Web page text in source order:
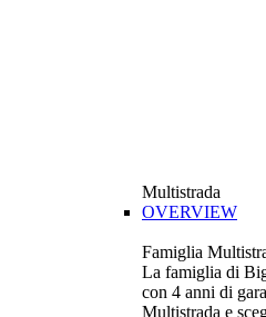
Multistrada
OVERVIEW
Famiglia
La famiglia di
con 4 anni di
Multistrada e